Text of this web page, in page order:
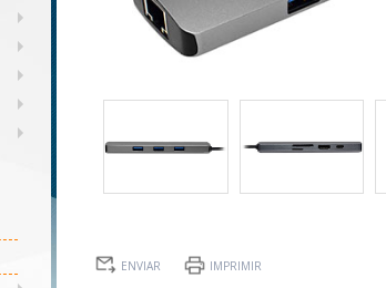
ENVIAR IMPRIMIR